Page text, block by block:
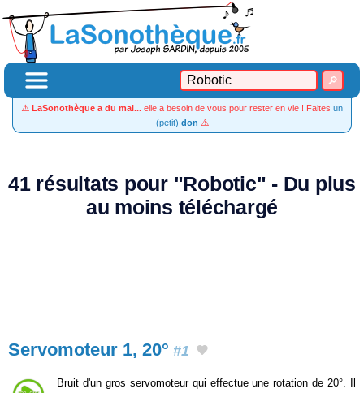
⚠️ LaSonothèque a du mal... elle a besoin de vous pour rester en vie ! Faites un
(petit) don ⚠️
41 résultats pour "Robotic" - Du plus
au moins téléchargé
Servomoteur 1, 20° #1
Bruit d'un gros servomoteur qui effectue une rotation de 20°. Il